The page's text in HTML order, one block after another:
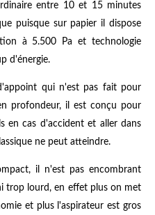
entre 10 et 15 minutes
puisque sur papier il dispose
à 5.500 Pa et technologie
d'énergie.
qui n'est pas fait pour
profondeur, il est conçu pour
en cas d'accident et aller dans
ne peut atteindre.
il n'est pas encombrant
trop lourd, en effet plus on met
et plus l'aspirateur est gros